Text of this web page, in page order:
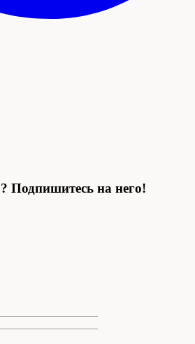
Подпишитесь на него!